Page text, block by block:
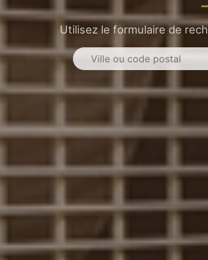
Utilisez le formulaire de